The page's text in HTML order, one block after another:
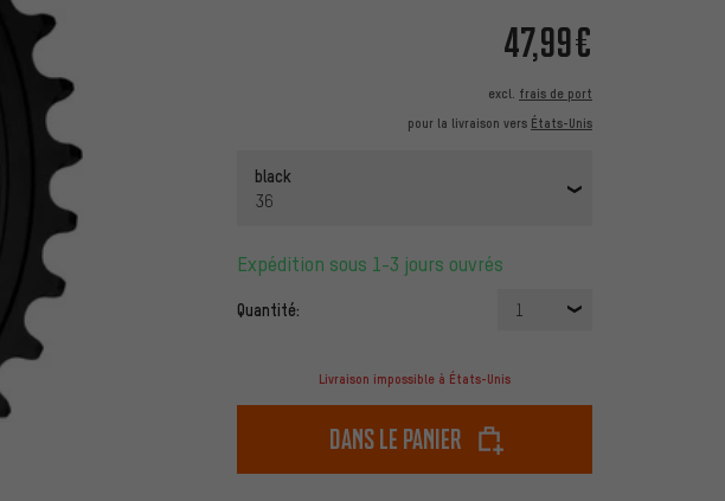
47,99€
excl. frais de port
pour la livraison vers États-Unis
black
36
Expédition sous 1-3 jours ouvrés
Quantité: 1
Livraison impossible à États-Unis
dans le panier